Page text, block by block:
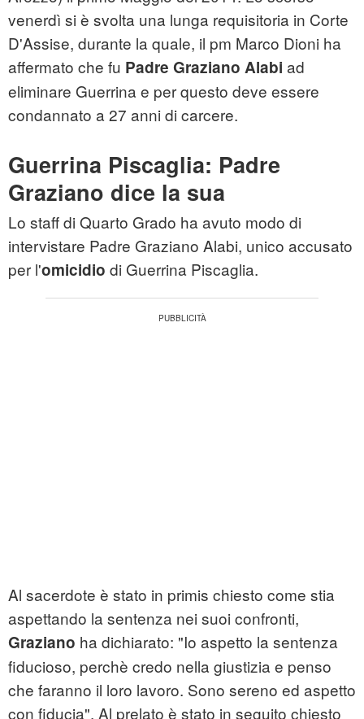
venerdì si è svolta una lunga requisitoria in Corte
D'Assise, durante la quale, il pm Marco Dioni ha
affermato che fu Padre Graziano Alabi ad
eliminare Guerrina e per questo deve essere
condannato a 27 anni di carcere.
Guerrina Piscaglia: Padre
Graziano dice la sua
Lo staff di Quarto Grado ha avuto modo di
intervistare Padre Graziano Alabi, unico accusato
per l'omicidio di Guerrina Piscaglia.
Al sacerdote è stato in primis chiesto come stia
aspettando la sentenza nei suoi confronti,
Graziano ha dichiarato: "Io aspetto la sentenza
fiducioso, perchè credo nella giustizia e penso
che faranno il loro lavoro. Sono sereno ed aspetto
con fiducia". Al prelato è stato in seguito chiesto